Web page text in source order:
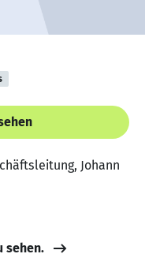
Johann
sehen.